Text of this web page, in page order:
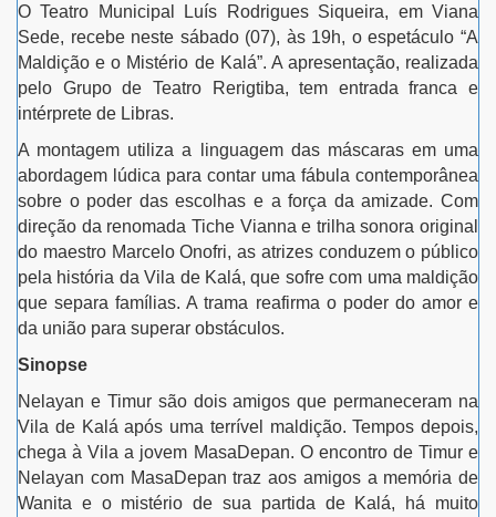
O Teatro Municipal Luís Rodrigues Siqueira, em Viana
Sede, recebe neste sábado (07), às 19h, o espetáculo “A
Maldição e o Mistério de Kalá”. A apresentação, realizada
pelo Grupo de Teatro Rerigtiba, tem entrada franca e
intérprete de Libras.
A montagem utiliza a linguagem das máscaras em uma
abordagem lúdica para contar uma fábula contemporânea
sobre o poder das escolhas e a força da amizade. Com
direção da renomada Tiche Vianna e trilha sonora original
do maestro Marcelo Onofri, as atrizes conduzem o público
pela história da Vila de Kalá, que sofre com uma maldição
que separa famílias. A trama reafirma o poder do amor e
da união para superar obstáculos.
Sinopse
Nelayan e Timur são dois amigos que permaneceram na
Vila de Kalá após uma terrível maldição. Tempos depois,
chega à Vila a jovem MasaDepan. O encontro de Timur e
Nelayan com MasaDepan traz aos amigos a memória de
Wanita e o mistério de sua partida de Kalá, há muito